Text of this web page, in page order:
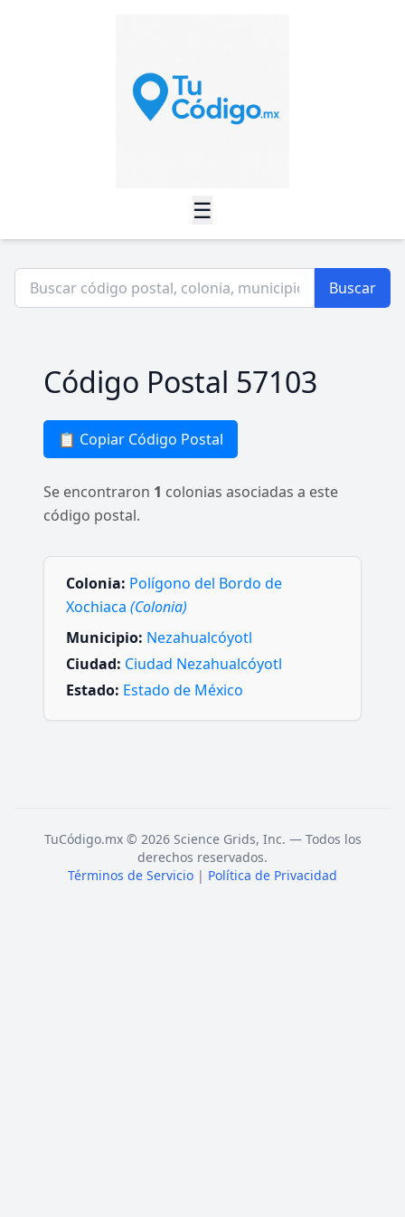
☰
Buscar
Código Postal 57103
📋 Copiar Código Postal
Se encontraron 1 colonias asociadas a este
código postal.
Colonia: Polígono del Bordo de
Xochiaca (Colonia)
Municipio: Nezahualcóyotl
Ciudad: Ciudad Nezahualcóyotl
Estado: Estado de México
TuCódigo.mx © 2026 Science Grids, Inc. — Todos los
derechos reservados.
Términos de Servicio | Política de Privacidad